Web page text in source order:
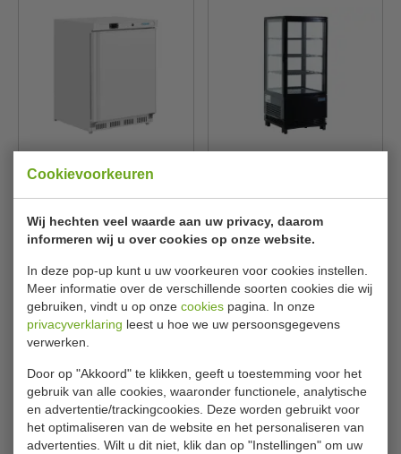
Cookievoorkeuren
Wij hechten veel waarde aan uw privacy, daarom
informeren wij u over cookies op onze website.
In deze pop-up kunt u uw voorkeuren voor cookies instellen.
Meer informatie over de verschillende soorten cookies die wij
gebruiken, vindt u op onze cookies pagina. In onze
privacyverklaring leest u hoe we uw persoonsgegevens
verwerken.
Door op "Akkoord" te klikken, geeft u toestemming voor het
gebruik van alle cookies, waaronder functionele, analytische
en advertentie/trackingcookies. Deze worden gebruikt voor
het optimaliseren van de website en het personaliseren van
advertenties. Wilt u dit niet, klik dan op "Instellingen" om uw
B60 x D60 x H86 cm
PolarPC001
€ 509,99 € 449,00
Bekijken
Polar CX577
€ 519,99 € 458,00
Bekijken